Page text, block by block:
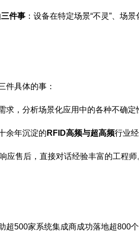
三件事 ：设备在特定场景“不灵”、场
件具体的事：
求，分析场景化应用中的各种不确
余年沉淀的 RFID高频与超高频行业
应售后，直接对话经验丰富的工程师
超500家系统集成商成功落地超800